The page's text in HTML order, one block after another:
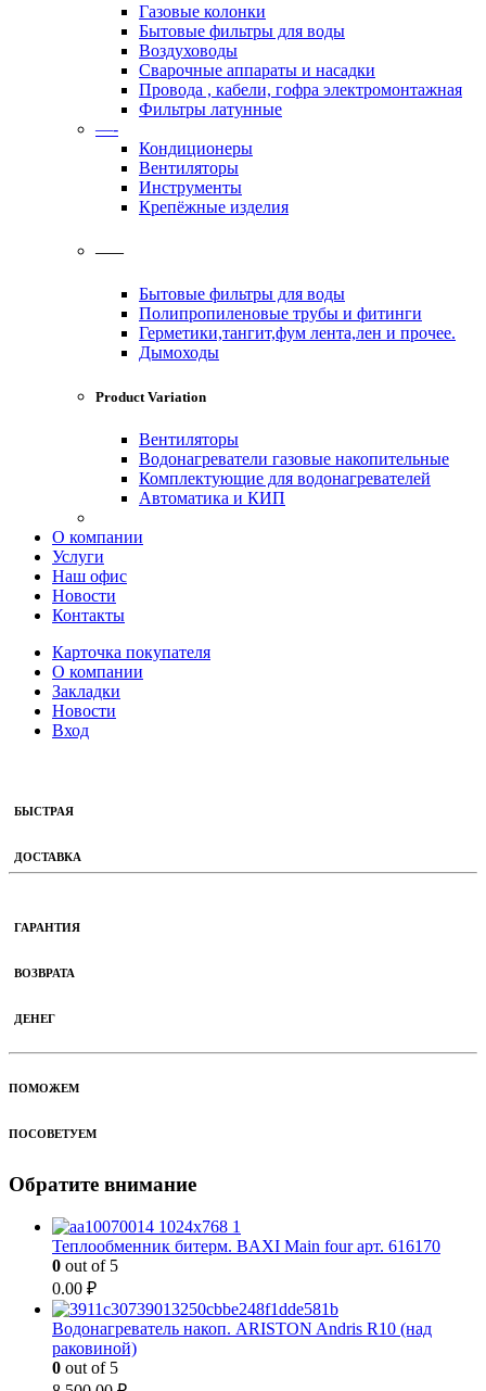
Газовые колонки
Бытовые фильтры для воды
Воздуховоды
Сварочные аппараты и насадки
Провода , кабели, гофра электромонтажная
Фильтры латунные
—-
Кондиционеры
Вентиляторы
Инструменты
Крепёжные изделия
——
Бытовые фильтры для воды
Полипропиленовые трубы и фитинги
Герметики,тангит,фум лента,лен и прочее.
Дымоходы
Product Variation
Вентиляторы
Водонагреватели газовые накопительные
Комплектующие для водонагревателей
Автоматика и КИП
О компании
Услуги
Наш офис
Новости
Контакты
Карточка покупателя
О компании
Закладки
Новости
Вход
БЫСТРАЯ
ДОСТАВКА
ГАРАНТИЯ
ВОЗВРАТА
ДЕНЕГ
ПОМОЖЕМ
ПОСОВЕТУЕМ
Обратите внимание
Теплообменник битерм. BAXI Main four арт. 616170
0 out of 5
0.00 ₽
Водонагреватель накоп. ARISTON Andris R10 (над
раковиной)
0 out of 5